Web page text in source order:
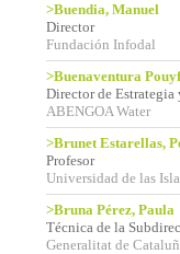
>Buendia, Manuel
Director
Fundación Infodal
>Buenaventura
Director de
ABENGOA Water
>Brunet Estarellas,
Profesor
Universidad de las
>Bruna Pérez, Paula
Técnica de la
Generalitat de